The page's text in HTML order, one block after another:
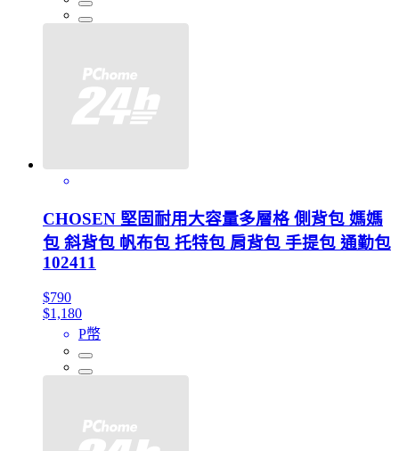
CHOSEN 堅固耐用大容量多層格 側背包 媽媽
包 斜背包 帆布包 托特包 肩背包 手提包 通勤包
102411
$790
$1,180
P幣